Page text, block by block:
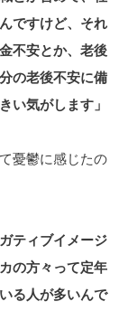
ですけど、それ
不安とか、老後
の老後不安に備
い気がします」
憂鬱に感じたの
ティブイメージ
の方々って定年
る人が多いんで